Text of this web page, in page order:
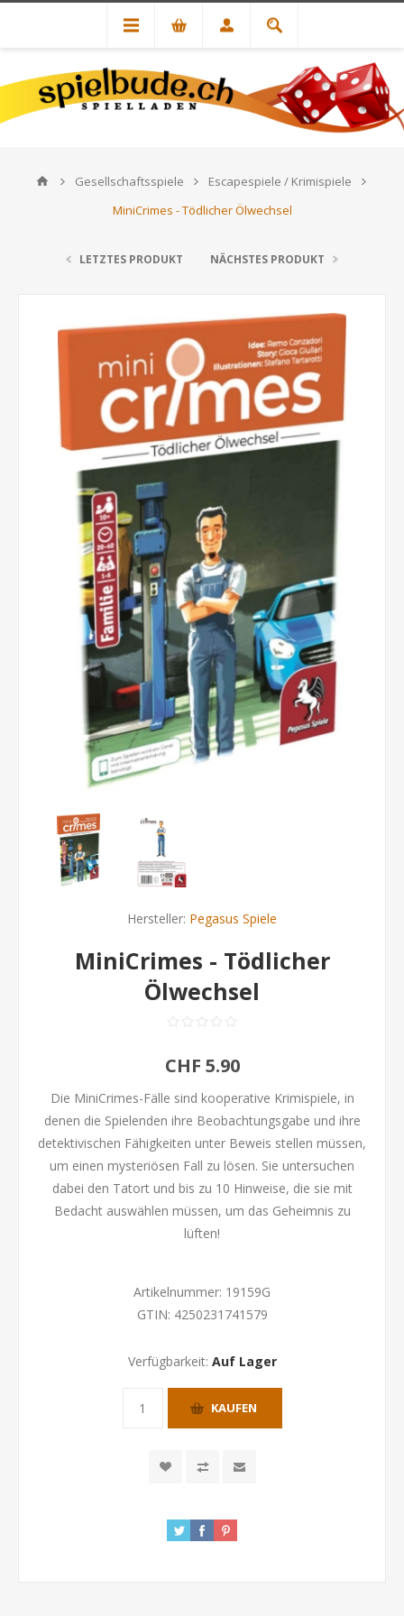
Gesellschaftsspiele
Escapespiele / Krimispiele
MiniCrimes - Tödlicher Ölwechsel
LETZTES PRODUKT NÄCHSTES PRODUKT
Hersteller: Pegasus Spiele
MiniCrimes - Tödlicher
Ölwechsel
CHF 5.90
Die MiniCrimes-Fälle sind kooperative Krimispiele, in
denen die Spielenden ihre Beobachtungsgabe und ihre
detektivischen Fähigkeiten unter Beweis stellen müssen,
um einen mysteriösen Fall zu lösen. Sie untersuchen
dabei den Tatort und bis zu 10 Hinweise, die sie mit
Bedacht auswählen müssen, um das Geheimnis zu
lüften!
Artikelnummer: 19159G
GTIN: 4250231741579
Verfügbarkeit: Auf Lager
KAUFEN